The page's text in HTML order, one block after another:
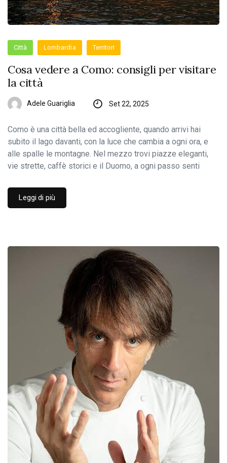
Città Lombardia Territori
Cosa vedere a Como: consigli per visitare
la città
Adele Guariglia Set 22, 2025
Como è una città bella ed accogliente, quando arrivi hai
subito il lago davanti, con la luce che cambia a ogni ora, e
alle spalle le montagne. Nel mezzo trovi piazze eleganti,
vie strette, caffè storici e il Duomo, a ogni passo senti
Leggi di più